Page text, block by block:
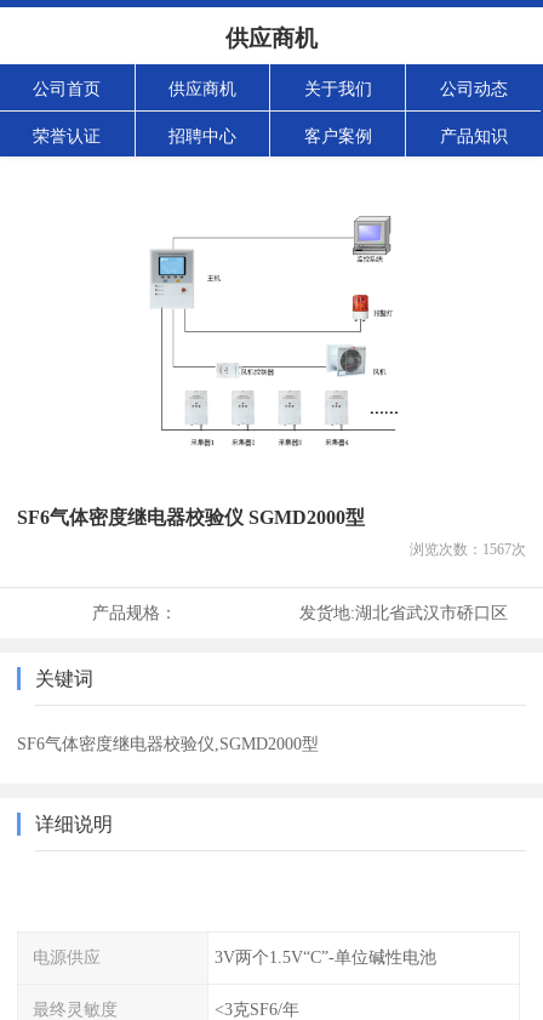
供应商机
公司首页 供应商机 关于我们 公司动态
荣誉认证 招聘中心 客户案例 产品知识
SF6气体密度继电器校验仪 SGMD2000型
浏览次数： 1567次
产品规格： 发货地:湖北省武汉市硚口区
关键词
SF6气体密度继电器校验仪,SGMD2000型
详细说明
电源供应 3V两个1.5V“C”-单位碱性电池
最终灵敏度 <3克SF6/年